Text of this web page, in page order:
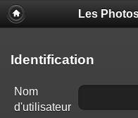
Les
Identification
Nom
d'utilisateur